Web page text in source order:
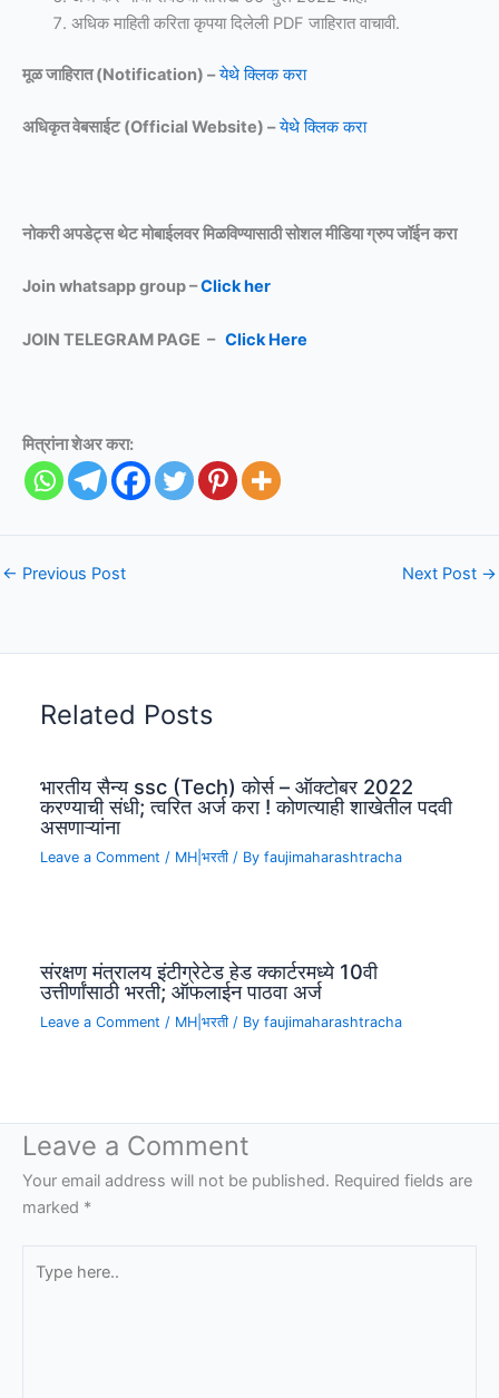
अधिक माहिती करिता कृपया दिलेली PDF जाहिरात वाचावी.
मूळ जाहिरात (Notification) – येथे क्लिक करा
अधिकृत वेबसाईट (Official Website) –येथे क्लिक करा
नोकरी अपडेट्स थेट मोबाईलवर मिळविण्यासाठीसोशल मीडिया ग्रुप जॉईन करा
Join whatsapp group –Click her
JOIN TELEGRAM PAGE – Click Here
मित्रांना शेअर करा:
← Previous Post Next Post →
Related Posts
भारतीय सैन्य ssc (Tech) कोर्स – ऑक्टोबर 2022
करण्याची संधी; त्वरित अर्ज करा ! कोणत्याही शाखेतील पदवी
असणाऱ्यांना
Leave a Comment / MH|भरती / Byfaujimaharashtracha
संरक्षण मंत्रालय इंटीग्रेटेड हेड क्कार्टरमध्ये 10वी
उत्तीर्णांसाठी भरती; ऑफलाईन पाठवा अर्ज
Leave a Comment / MH|भरती / Byfaujimaharashtracha
Leave a Comment
Your email address will not be published. Required fields are
marked *
here..